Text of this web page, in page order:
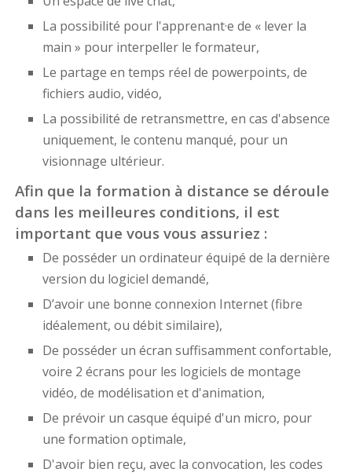
La possibilité pour l'apprenant·e de « lever la
main » pour interpeller le formateur,
Le partage en temps réel de powerpoints, de
fichiers audio, vidéo,
La possibilité de retransmettre, en cas d'absence
uniquement, le contenu manqué, pour un
visionnage ultérieur.
Afin que la formation à distance se déroule
dans les meilleures conditions, il est
important que vous vous assuriez :
De posséder un ordinateur équipé de la dernière
version du logiciel demandé,
D’avoir une bonne connexion Internet (fibre
idéalement, ou débit similaire),
De posséder un écran suffisamment confortable,
voire 2 écrans pour les logiciels de montage
vidéo, de modélisation et d'animation,
De prévoir un casque équipé d'un micro, pour
une formation optimale,
D'avoir bien reçu, avec la convocation, les codes